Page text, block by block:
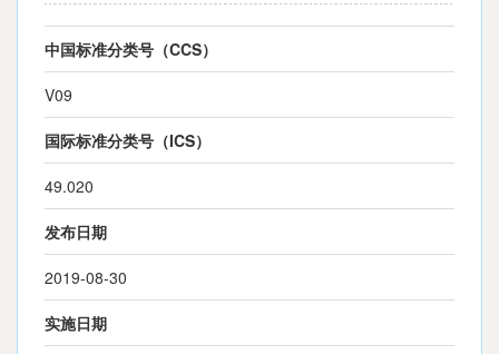
中国标准分类号（CCS）
V09
国际标准分类号（ICS）
49.020
发布日期
2019-08-30
实施日期